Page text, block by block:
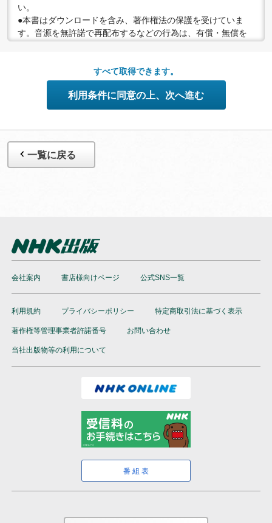
い。
●本書はダウンロードを含み、著作権法の保護を受けていま
す。音源を無許諾で再配布するなどの行為は、有償・無償を
●配信の方法やコンテンツの中身については、事前の告知なく
変更する場合がありますので、あらかじめご了承ください。
すべて取得できます。
利用条件に同意の上、次へ進む
一覧に戻る
会社案内 書店様向けページ 公式SNS一覧
利用規約 プライバシーポリシー 特定商取引法に基づく表示
著作権等管理事業者許諾番号 お問い合わせ
当社出版物等の利用について
番組表